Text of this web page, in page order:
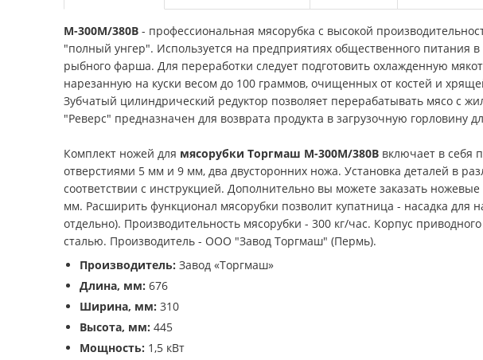
М-300М/380В - профессиональная мясорубка с высокой
"полный унгер". Используется на предприятиях общественного питания
рыбного фарша. Для переработки следует подготовить охлажденную
нарезанную на куски весом до 100 граммов, очищенных от костей и
Зубчатый цилиндрический редуктор позволяет перерабатывать мясо с
"Реверс" предназначен для возврата продукта в загрузочную горловину
Комплект ножей для мясорубки Торгмаш М-300М/380В включает в себя
отверстиями 5 мм и 9 мм, два двусторонних ножа. Установка деталей в
соответствии с инструкцией. Дополнительно вы можете заказать
мм. Расширить функционал мясорубки позволит купатница - насадка для
отдельно). Производительность мясорубки - 300 кг/час. Корпус
сталью. Производитель - ООО "Завод Торгмаш" (Пермь).
Производитель: Завод «Торгмаш»
Длина, мм: 676
Ширина, мм: 310
Высота, мм: 445
Мощность: 1,5 кВт